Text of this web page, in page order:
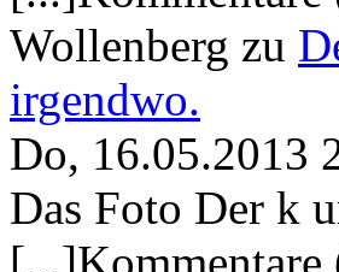
Wollenberg zu
irgendwo.
Do, 16.05.2013
Das Foto Der k